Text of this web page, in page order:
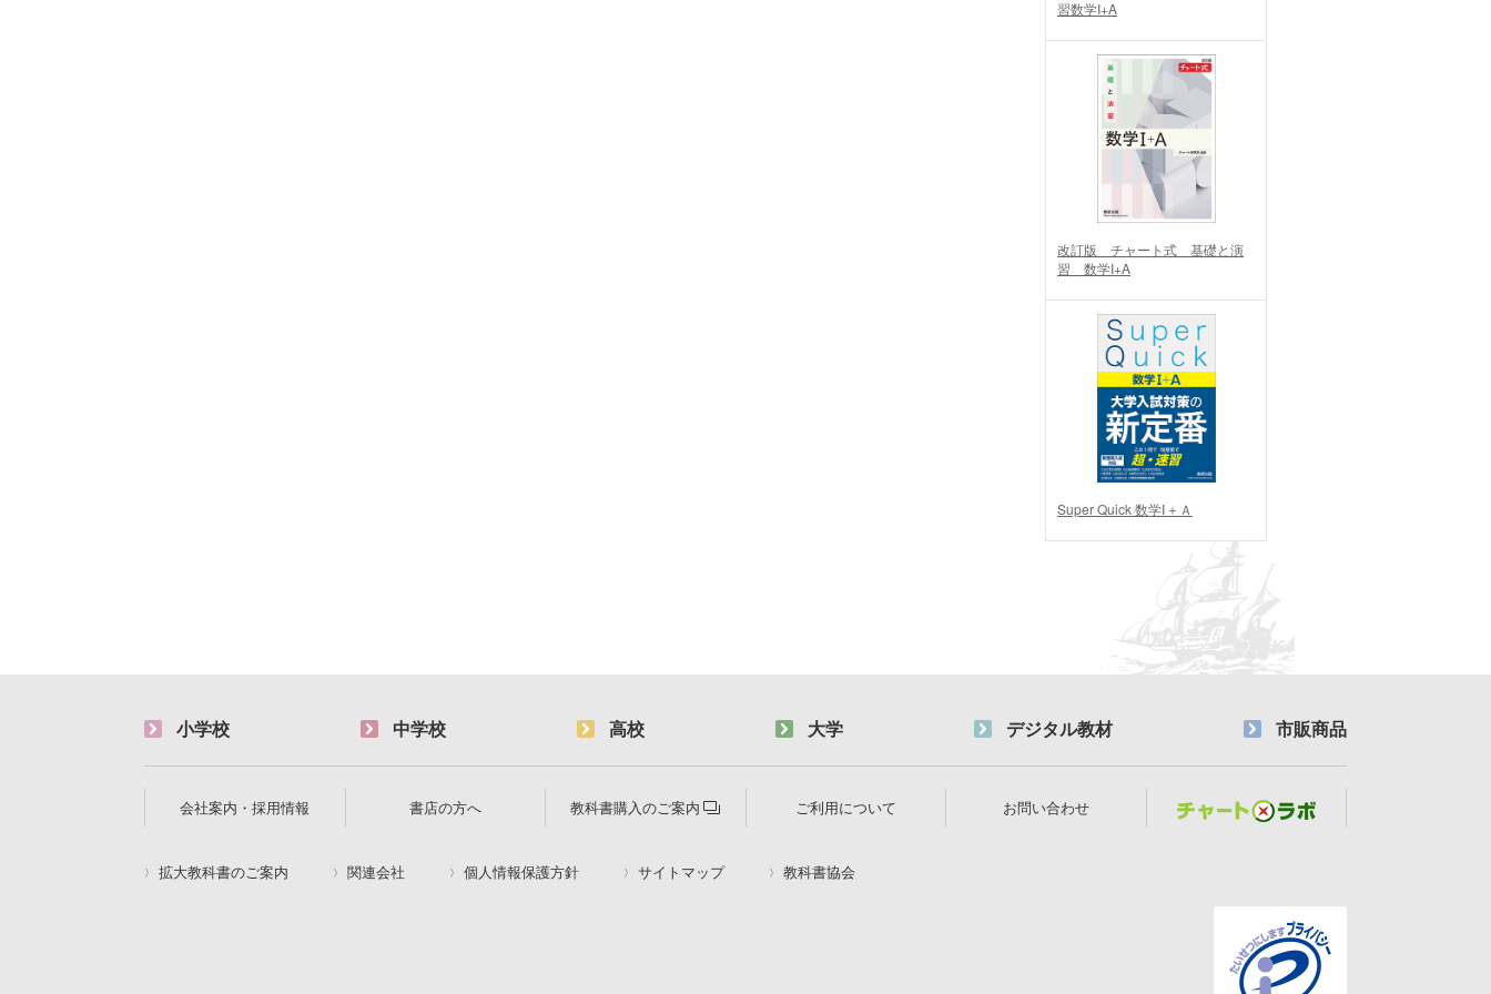
習数学I+A
改訂版 チャート式 基礎と演
習 数学I+A
Super Quick 数学Ⅰ＋Ａ
小学校 中学校 高校 大学 デジタル教材 市販商品
会社案内・採用情報 書店の方へ 教科書購入のご案内 ご利用について お問い合わせ
拡大教科書のご案内 関連会社 個人情報保護方針 サイトマップ 教科書協会